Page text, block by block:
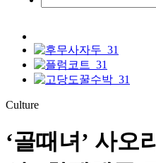
Culture
‘골때녀’ 사오